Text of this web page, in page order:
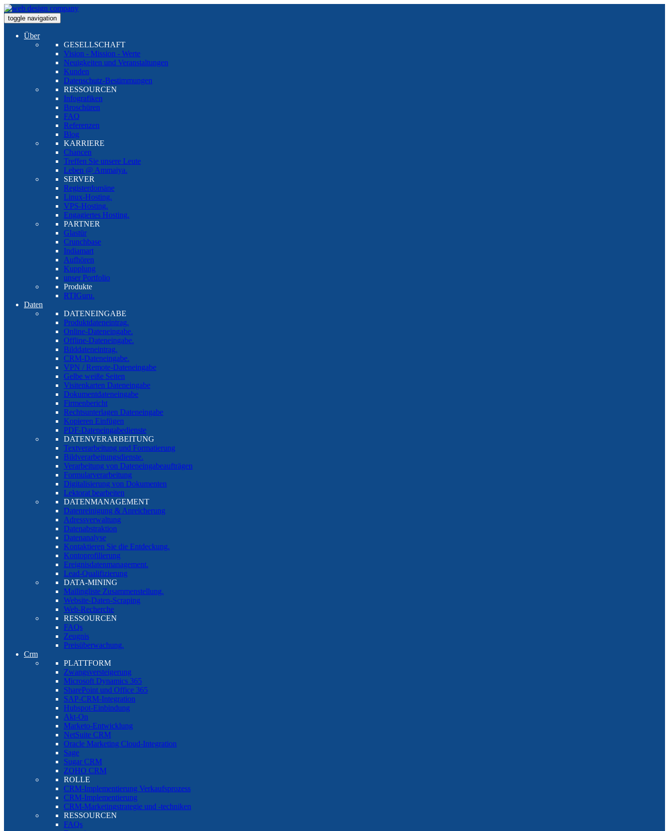
toggle navigation
Über
GESELLSCHAFT
Vision - Mission - Werte
Neuigkeiten und Veranstaltungen
Kunden
Datenschutz-Bestimmungen
RESSOURCEN
Infografiken
Broschüren
FAQ
Referenzen
Blog
KARRIERE
Chancen
Treffen Sie unsere Leute
Leben @ Ammaiya.
SERVER
Registerdomäne
Linux-Hosting.
VPS-Hosting.
Engagiertes Hosting.
PARTNER
Glastür
Crunchbase
Indiamart
Aufhören
Kupplung
unser Portfolio
Produkte
RTIGuru.
Daten
DATENEINGABE
Produktdateneintrag.
Online-Dateneingabe.
Offline-Dateneingabe.
Bilddateneintrag.
CRM-Dateneingabe.
VPN / Remote-Dateneingabe
Gelbe weiße Seiten
Visitenkarten Dateneingabe
Dokumentdateneingabe
Firmenbericht
Rechtsunterlagen Dateneingabe
Kopieren Einfügen
PDF-Dateneingabedienste
DATENVERARBEITUNG
Textverarbeitung und Formatierung
Bildverarbeitungsdienste.
Verarbeitung von Dateneingabeaufträgen
Formularverarbeitung
Digitalisierung von Dokumenten
Lektorat bearbeiten
DATENMANAGEMENT
Datenreinigung & Anreicherung
Adressverwaltung
Datenabstraktion
Datenanalyse
Kontaktieren Sie die Entdeckung.
Kontoprofilierung
Ereignisdatenmanagement.
Lead-Qualifizierung
DATA-MINING
Mailingliste Zusammenstellung.
Website-Daten-Scraping
Web-Recherche
RESSOURCEN
FAQs
Zeugnis
Preisüberwachung.
Crm
PLATTFORM
Zwangsversteigerung
Microsoft Dynamics 365
SharePoint und Office 365
SAP-CRM-Integration
Hubspot-Einbindung
Akt-On
Marketo-Entwicklung
NetSuite CRM
Oracle Marketing Cloud-Integration
Sage
Sugar CRM
ZOHO CRM
ROLLE
CRM-Implementierung Verkaufsprozess
CRM-Implementierung
CRM-Marketingstrategie und -techniken
RESSOURCEN
FAQs